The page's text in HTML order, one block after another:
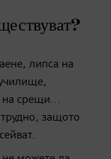
липса на
на срещи...
защото